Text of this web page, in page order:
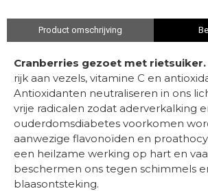
Product omschrijving
Cranberries gezoet met rietsuiker.
rijk aan vezels, vitamine C en
Antioxidanten neutraliseren in ons
vrije radicalen zodat aderverkalking
ouderdomsdiabetes voorkomen
aanwezige flavonoïden en
een heilzame werking op hart en
beschermen ons tegen schimmels
blaasontsteking.